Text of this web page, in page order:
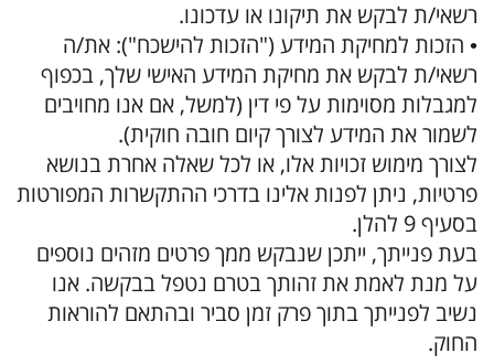
רשאי/ת לבקש את תיקונו או עדכונו.
• הזכות למחיקת המידע ("הזכות להישכח"): את/ה
רשאי/ת לבקש את מחיקת המידע האישי שלך, בכפוף
למגבלות מסוימות על פי דין (למשל, אם אנו מחויבים
לשמור את המידע לצורך קיום חובה חוקית).
לצורך מימוש זכויות אלו, או לכל שאלה אחרת בנושא
פרטיות, ניתן לפנות אלינו בדרכי ההתקשרות המפורטות
בסעיף 9 להלן.
בעת פנייתך, ייתכן שנבקש ממך פרטים מזהים נוספים
על מנת לאמת את זהותך בטרם נטפל בבקשה. אנו
נשיב לפנייתך בתוך פרק זמן סביר ובהתאם להוראות
החוק.